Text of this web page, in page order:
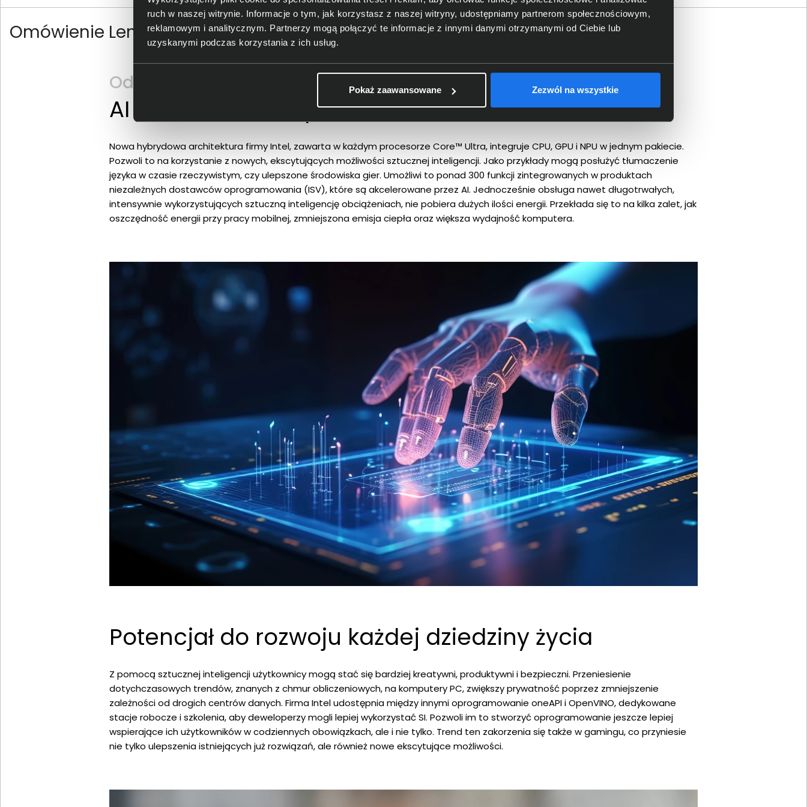
ruch w naszej witrynie. Informacje o tym, jak korzystasz z naszej witryny, udostępniamy partnerom społecznościowym,
reklamowym i analitycznym. Partnerzy mogą połączyć te informacje z innymi danymi otrzymanymi od Ciebie lub
uzyskanymi podczas korzystania z ich usług.
Pokaż zaawansowane Zezwól na wszystkie
Omówienie Lenovo Yoga 9 2-in-1 14IPH11 83SE0024PB
Odkryj Intel® AI Boost
AI wbudowane w procesor
Nowa hybrydowa architektura firmy Intel, zawarta w każdym procesorze Core™ Ultra, integruje CPU, GPU i NPU w jednym pakiecie.
Pozwoli to na korzystanie z nowych, ekscytujących możliwości sztucznej inteligencji. Jako przykłady mogą posłużyć tłumaczenie
języka w czasie rzeczywistym, czy ulepszone środowiska gier. Umożliwi to ponad 300 funkcji zintegrowanych w produktach
niezależnych dostawców oprogramowania (ISV), które są akcelerowane przez AI. Jednocześnie obsługa nawet długotrwałych,
intensywnie wykorzystujących sztuczną inteligencję obciążeniach, nie pobiera dużych ilości energii. Przekłada się to na kilka zalet, jak
oszczędność energii przy pracy mobilnej, zmniejszona emisja ciepła oraz większa wydajność komputera.
Potencjał do rozwoju każdej dziedziny życia
Z pomocą sztucznej inteligencji użytkownicy mogą stać się bardziej kreatywni, produktywni i bezpieczni. Przeniesienie
dotychczasowych trendów, znanych z chmur obliczeniowych, na komputery PC, zwiększy prywatność poprzez zmniejszenie
zależności od drogich centrów danych. Firma Intel udostępnia między innymi oprogramowanie oneAPI i OpenVINO, dedykowane
stacje robocze i szkolenia, aby deweloperzy mogli lepiej wykorzystać SI. Pozwoli im to stworzyć oprogramowanie jeszcze lepiej
wspierające ich użytkowników w codziennych obowiązkach, ale i nie tylko. Trend ten zakorzenia się także w gamingu, co przyniesie
nie tylko ulepszenia istniejących już rozwiązań, ale również nowe ekscytujące możliwości.